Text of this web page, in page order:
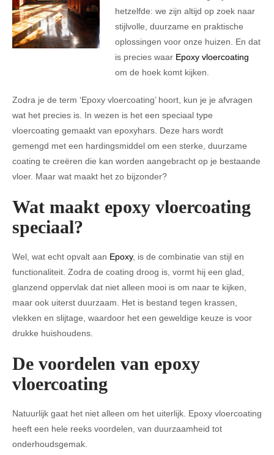
hetzelfde: we zijn altijd op zoek naar
stijlvolle, duurzame en praktische
oplossingen voor onze huizen. En dat
is precies waar Epoxy vloercoating
om de hoek komt kijken.
Zodra je de term ‘Epoxy vloercoating’ hoort, kun je je afvragen
wat het precies is. In wezen is het een speciaal type
vloercoating gemaakt van epoxyhars. Deze hars wordt
gemengd met een hardingsmiddel om een sterke, duurzame
coating te creëren die kan worden aangebracht op je bestaande
vloer. Maar wat maakt het zo bijzonder?
Wat maakt epoxy vloercoating
speciaal?
Wel, wat echt opvalt aan Epoxy, is de combinatie van stijl en
functionaliteit. Zodra de coating droog is, vormt hij een glad,
glanzend oppervlak dat niet alleen mooi is om naar te kijken,
maar ook uiterst duurzaam. Het is bestand tegen krassen,
vlekken en slijtage, waardoor het een geweldige keuze is voor
drukke huishoudens.
De voordelen van epoxy
vloercoating
Natuurlijk gaat het niet alleen om het uiterlijk. Epoxy vloercoating
heeft een hele reeks voordelen, van duurzaamheid tot
onderhoudsgemak.